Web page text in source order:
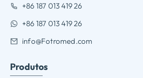
+86 187 013 419 26
+86 187 013 419 26
info@Fotromed.com
Produtos